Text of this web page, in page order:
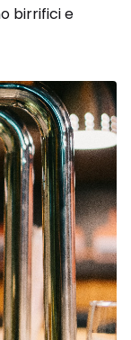
birrifici e